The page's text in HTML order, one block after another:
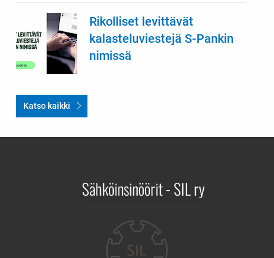
Rikolliset levittävät
kalasteluviestejä S-Pankin
nimissä
Katso kaikki
Sähköinsinöörit - SIL ry